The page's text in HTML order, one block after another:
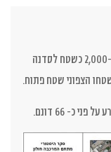
האתר שימש משנות החמישים ועד תחילת שנות ה-2,000 כשטח לסדנה
הצפוני שטח פתוח.
כ- 66 דונם
.